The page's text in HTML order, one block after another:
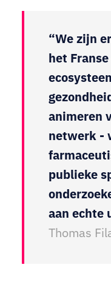
“We zijn
het
animeren
netwerk -
publieke
aan echte
Thomas